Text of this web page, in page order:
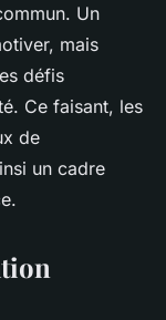
Un
mais
défis
Ce faisant, les
de
un cadre